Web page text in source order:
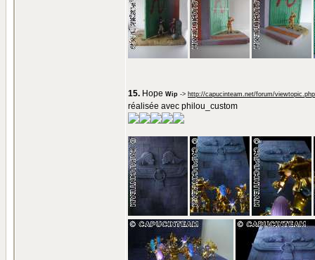
15. Hope Wip -> http://capucinteam.net/forum/
réalisée avec philou_custom